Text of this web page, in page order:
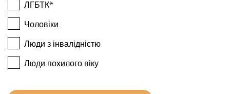
ЛГБТК*
Чоловіки
Люди з інвалідністю
Люди похилого віку